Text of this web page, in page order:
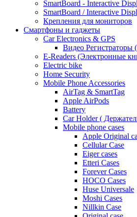
SmartBoard - Interactive
SmartBoard / Interactive
Крепления для мониторов
Смартфоны и гаджеты
Car Electronics & GPS
Видео Регистраторы
E-Readers (Электронные
Electric bike
Home Security
Mobile Phone Accessories
AirTag & SmartTag
Apple AirPods
Battery
Car Holder (
Mobile phone cases
Apple Original
Cellular Case
Eiger cases
Etteri Cases
Forever Cases
HOCO Cases
Huse Universale
Moshi Cases
Nillkin Case